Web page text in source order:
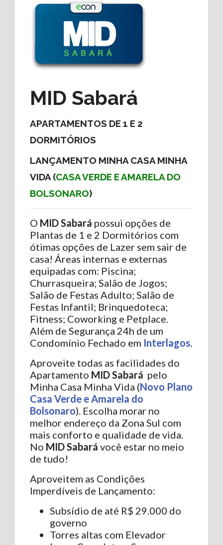
MID Sabará
APARTAMENTOS DE 1 E 2
DORMITÓRIOS
LANÇAMENTO MINHA CASA MINHA
VIDA (CASA VERDE E AMARELA DO
BOLSONARO)
O MID Sabará possui opções de
Plantas de 1 e 2 Dormitórios com
ótimas opções de Lazer sem sair de
casa! Áreas internas e externas
equipadas com: Piscina;
Churrasqueira; Salão de Jogos;
Salão de Festas Adulto; Salão de
Festas Infantil; Brinquedoteca;
Fitness; Coworking e Petplace.
Além de Segurança 24h de um
Condomínio Fechado em Interlagos
Aproveite todas as facilidades do
Apartamento MID Sabará pelo
Minha Casa Minha Vida (Novo Plano
Casa Verde e Amarela do
Bolsonaro). Escolha morar no
melhor endereço da Zona Sul com
mais conforto e qualidade de vida.
No MID Sabará você estar no meio
de tudo!
Aproveitem as Condições
Imperdíveis de Lançamento:
Subsídio de até R$ 29.000 do
governo
Torres altas com Elevador